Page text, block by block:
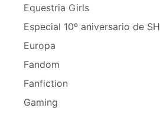
Equestria Girls
Especial 10º aniversario de SH
Europa
Fandom
Fanfiction
Gaming